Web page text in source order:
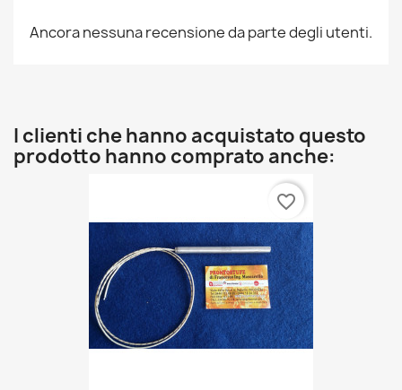
Ancora nessuna recensione da parte degli utenti.
I clienti che hanno acquistato questo
prodotto hanno comprato anche:
favorite_border